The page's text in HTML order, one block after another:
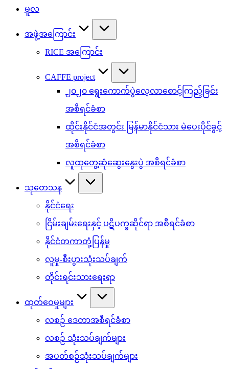
မူလ
အဖွဲ့အကြောင်း
RICE အကြောင်း
CAFFE project
၂၀၂၀ ရွေးကောက်ပွဲလေ့လာစောင့်ကြည့်ခြင်း
အစီရင်ခံစာ
ထိုင်းနိုင်ငံအတွင်း မြန်မာနိုင်ငံသား မဲပေးပိုင်ခွင့်
အစီရင်ခံစာ
လူထုတွေ့ဆုံဆွေးနွေးပွဲ အစီရင်ခံစာ
သုတေသန
နိုင်ငံရေး
ငြိမ်းချမ်းရေးနှင့် ပဋိပက္ခဆိုင်ရာ အစီရင်ခံစာ
နိုင်ငံတကာတုံ့ပြန်မှု
လူမှု-စီးပွားသုံးသပ်ချက်
တိုင်းရင်းသားရေးရာ
ထုတ်ဝေမှုများ
လစဉ် ဒေတာအစီရင်ခံစာ
လစဉ် သုံးသပ်ချက်များ
အပတ်စဉ်သုံးသပ်ချက်များ